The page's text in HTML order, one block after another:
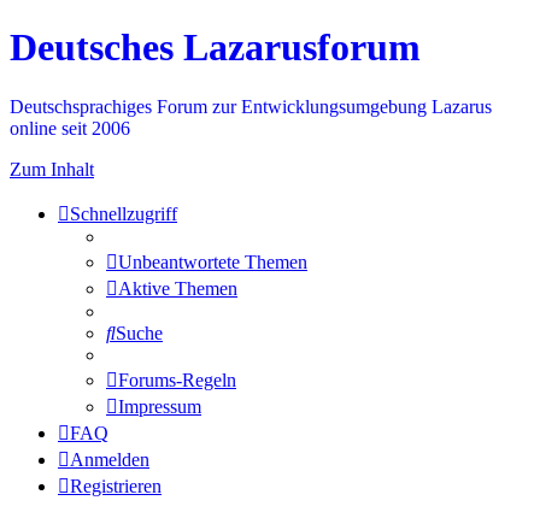
Deutsches Lazarusforum
Deutschsprachiges Forum zur Entwicklungsumgebung Lazarus
online seit 2006
Zum Inhalt
Schnellzugriff
Unbeantwortete Themen
Aktive Themen
Suche
Forums-Regeln
Impressum
FAQ
Anmelden
Registrieren